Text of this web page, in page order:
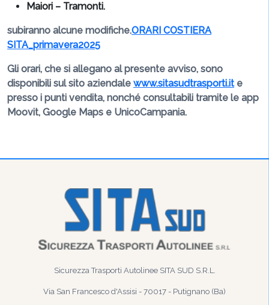
Maiori – Tramonti.
subiranno alcune modifiche.ORARI COSTIERA
SITA_primavera2025
Gli orari, che si allegano al presente avviso, sono
disponibili sul sito aziendale www.sitasudtrasporti.it e
presso i punti vendita, nonché consultabili tramite le app
Moovit, Google Maps e UnicoCampania.
Sicurezza Trasporti Autolinee SITA SUD S.R.L.
Via San Francesco d'Assisi - 70017 - Putignano (Ba)